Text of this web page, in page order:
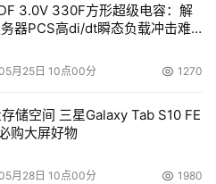
道大会，宣布其新的渠道政
文企业名：网域改为网存，是
供应商？6月19日，Network
来自包括中国大陆、香港、台
的100余名嘉宾出席了此次大
年的渠道策略，即注重行业解
3.0V 330F方形超级电容：解
器PCS高di/dt瞬态负载冲击难
月25日 10点00分 1270
储空间 三星Galaxy Tab S10 FE
购大屏好物
月28日 10点00分 1980